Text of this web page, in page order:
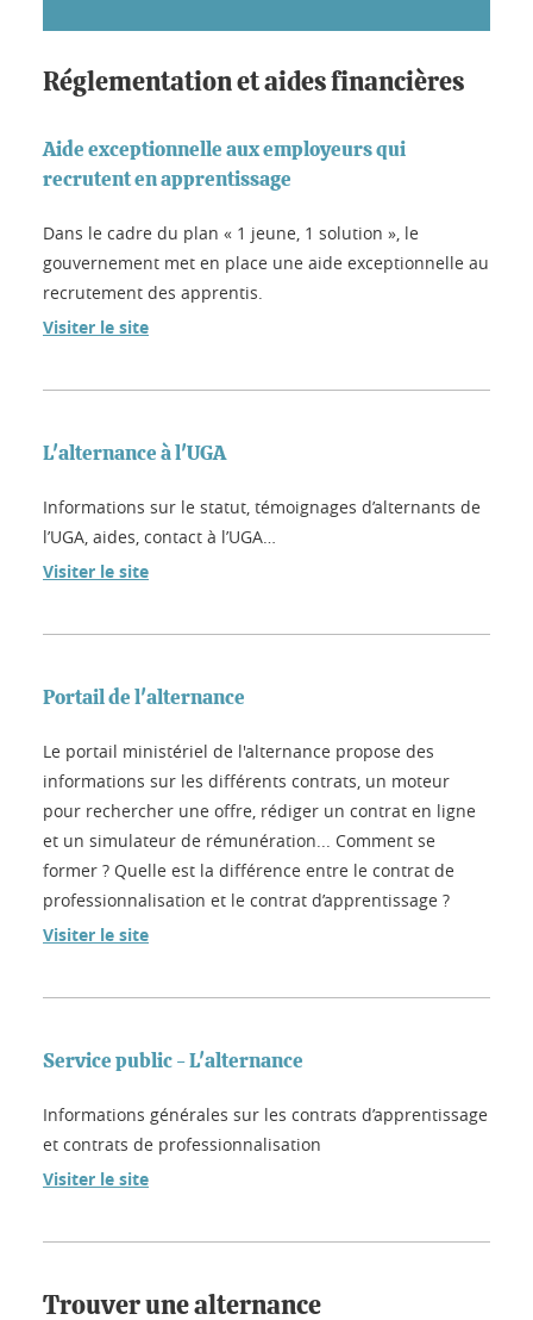
Réglementation et aides financières
Aide exceptionnelle aux employeurs qui
recrutent en apprentissage
Dans le cadre du plan « 1 jeune, 1 solution », le
gouvernement met en place une aide exceptionnelle au
recrutement des apprentis.
Visiter le site
L'alternance à l'UGA
Informations sur le statut, témoignages d’alternants de
l’UGA, aides, contact à l’UGA…
Visiter le site
Portail de l'alternance
Le portail ministériel de l'alternance propose des
informations sur les différents contrats, un moteur
pour rechercher une offre, rédiger un contrat en ligne
et un simulateur de rémunération... Comment se
former ? Quelle est la différence entre le contrat de
professionnalisation et le contrat d’apprentissage ?
Visiter le site
Service public - L'alternance
Informations générales sur les contrats d’apprentissage
et contrats de professionnalisation
Visiter le site
Trouver une alternance